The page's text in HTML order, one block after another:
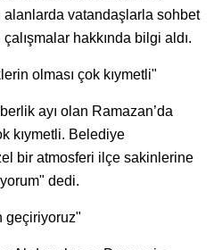
alanlarda vatandaşlarla sohbet
hakkında bilgi aldı.
olması çok kıymetli"
ayı olan Ramazan’da
kıymetli. Belediye
bir atmosferi ilçe sakinlerine
dedi.
geçiriyoruz"